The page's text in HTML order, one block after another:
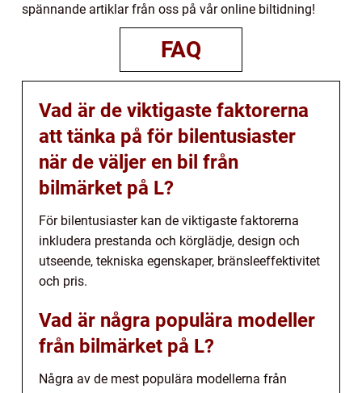
spännande artiklar från oss på vår online biltidning!
FAQ
Vad är de viktigaste faktorerna
att tänka på för bilentusiaster
när de väljer en bil från
bilmärket på L?
För bilentusiaster kan de viktigaste faktorerna
inkludera prestanda och körglädje, design och
utseende, tekniska egenskaper, bränsleeffektivitet
och pris.
Vad är några populära modeller
från bilmärket på L?
Några av de mest populära modellerna från